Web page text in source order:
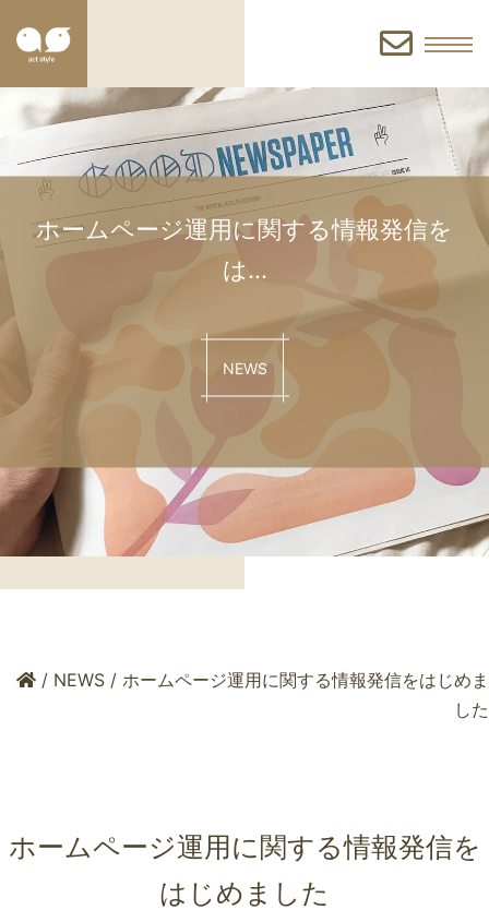
お
問
い
せ
ホームページ運用に関する情報発信を
は…
NEWS
/ NEWS / ホームページ運用に関する情報発信をはじめま
した
ホームページ運用に関する情報発信を
はじめました